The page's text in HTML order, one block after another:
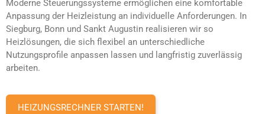
Moderne Steuerungssysteme ermöglichen eine komfortable
Anpassung der Heizleistung an individuelle Anforderungen. In
Siegburg, Bonn und Sankt Augustin realisieren wir so
Heizlösungen, die sich flexibel an unterschiedliche
Nutzungsprofile anpassen lassen und langfristig zuverlässig
arbeiten.
HEIZUNGSRECHNER STARTEN!